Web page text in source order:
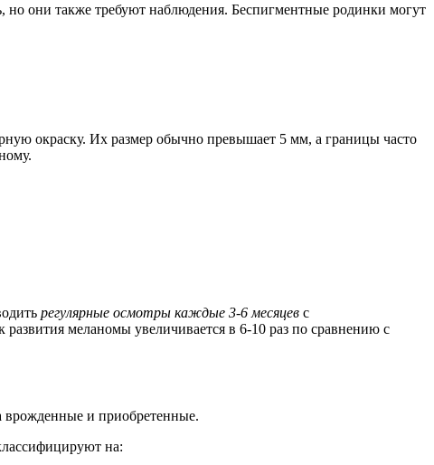
они также требуют наблюдения. Беспигментные родинки могут
окраску. Их размер обычно превышает 5 мм, а границы часто
регулярные осмотры каждые 3-6 месяцев с
меланомы увеличивается в 6-10 раз по сравнению с
и приобретенные.
на: